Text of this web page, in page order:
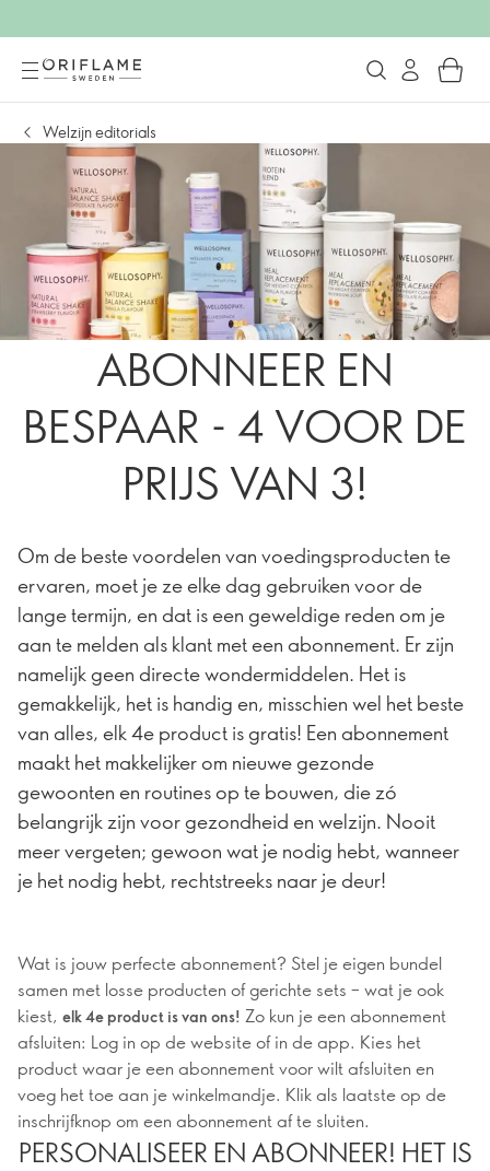
Welzijn editorials
ABONNEER EN
BESPAAR - 4 VOOR DE
PRIJS VAN 3!
Om de beste voordelen van voedingsproducten te
ervaren, moet je ze elke dag gebruiken voor de
lange termijn, en dat is een geweldige reden om je
aan te melden als klant met een abonnement. Er zijn
namelijk geen directe wondermiddelen. Het is
gemakkelijk, het is handig en, misschien wel het beste
van alles, elk 4e product is gratis! Een abonnement
maakt het makkelijker om nieuwe gezonde
gewoonten en routines op te bouwen, die zó
belangrijk zijn voor gezondheid en welzijn. Nooit
meer vergeten; gewoon wat je nodig hebt, wanneer
je het nodig hebt, rechtstreeks naar je deur!
Wat is jouw perfecte abonnement? Stel je eigen bundel
samen met losse producten of gerichte sets – wat je ook
kiest, elk 4e product is van ons! Zo kun je een abonnement
afsluiten: Log in op de website of in de app. Kies het
product waar je een abonnement voor wilt afsluiten en
voeg het toe aan je winkelmandje. Klik als laatste op de
inschrijfknop om een abonnement af te sluiten.
PERSONALISEER EN ABONNEER! HET IS